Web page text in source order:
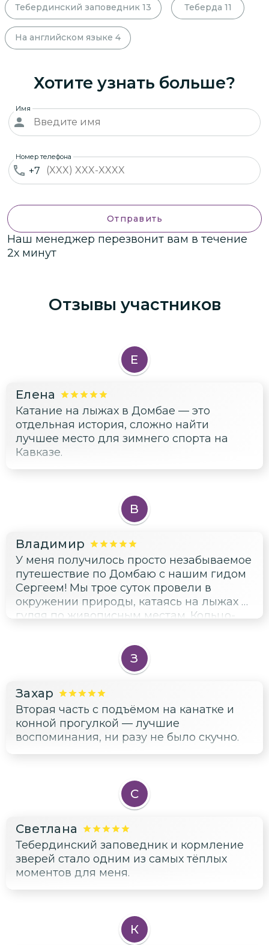
Тебердинский заповедник 13 Теберда 11
На английском языке 4
Хотите узнать больше?
Имя
+7
Номер телефона
Отправить
Наш менеджер перезвонит вам в течение
2х минут
Отзывы участников
Е
Елена
Катание на лыжах в Домбае — это
отдельная история, сложно найти
лучшее место для зимнего спорта на
Кавказе.
В
Владимир
У меня получилось просто незабываемое
путешествие по Домбаю с нашим гидом
Сергеем! Мы трое суток провели в
окружении природы, катаясь на лыжах и
гуляя по живописным местам. Кольцо-
настоящим шедевром природы, а
Тебердинский заповедник наполнил
нашу голову множеством интересных
этого края! 👍
З
Захар
Вторая часть с подъёмом на канатке и
конной прогулкой — лучшие
воспоминания, ни разу не было скучно.
С
Светлана
Тебердинский заповедник и кормление
зверей стало одним из самых тёплых
моментов для меня.
К